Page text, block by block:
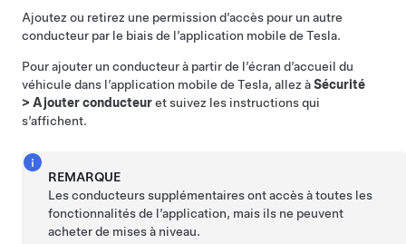
Ajoutez ou retirez une permission d’accès pour un autre
conducteur par le biais de l’application mobile de Tesla.
Pour ajouter un conducteur à partir de l’écran d’accueil du
véhicule dans l’application mobile de Tesla, allez àSécurité
> Ajouter conducteuret suivez les instructions qui
s’affichent.
REMARQUE
Les conducteurs supplémentaires ont accès à toutes les
fonctionnalités de l’application, mais ils ne peuvent
acheter de mises à niveau.